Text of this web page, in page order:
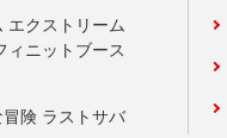
エクストリーム
ィニットブース
険 ラストサバ